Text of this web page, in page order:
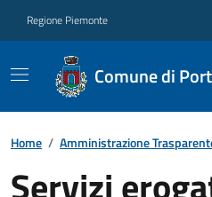
Regione Piemonte
Comune di
Home / Amministrazione